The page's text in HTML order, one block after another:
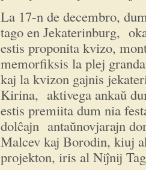
La 17-n de decembro,
tago en Jekaterinburg,
estis proponita kvizo,
memorfiksis la plej
kaj la kvizon gajnis
Kirina, aktivega ankaŭ
estis premiita dum nia
dolĉajn antaŭnovjarajn
Malcev kaj Borodin, kiuj
projekton, iris al Niĵnij